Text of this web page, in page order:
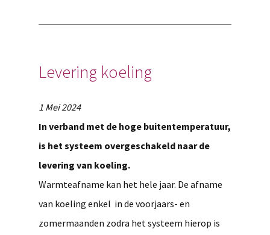
Levering koeling
1 Mei 2024
In verband met de hoge buitentemperatuur,
is het systeem overgeschakeld naar de
levering van koeling.
Warmteafname kan het hele jaar. De afname
van koeling enkel in de voorjaars- en
zomermaanden zodra het systeem hierop is